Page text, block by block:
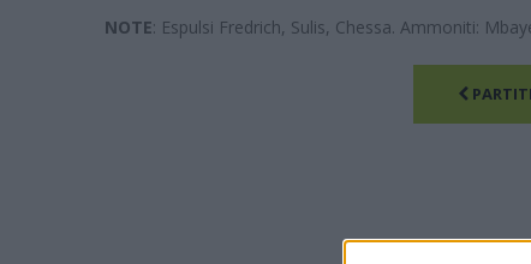
NOTE: Espulsi Fredrich, Sulis, Chessa. Ammoniti: